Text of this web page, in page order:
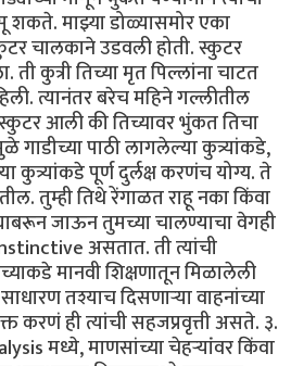
माझ्या डोळ्यासमोर एका
चालकाने उडवली होती. स्कुटर
कुत्री तिच्या मृत पिल्लांना चाटत
त्यानंतर बरेच महिने गल्लीतील
आली की तिच्यावर भुंकत तिचा
पाठी लागलेल्या कुत्र्यांकडे,
पूर्ण दुर्लक्ष करणंच योग्य. ते
तुम्ही तिथे रेंगाळत राहू नका किंवा
जाऊन तुमच्या चालण्याचा वेगही
असतात. ती त्यांची
मानवी शिक्षणातून मिळालेली
तश्याच दिसणाऱ्या वाहनांच्या
करणं ही त्यांची सहजप्रवृत्ती असते. ३.
मध्ये, माणसांच्या चेहऱ्यांंवर किंवा